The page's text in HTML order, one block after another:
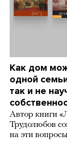
Как дом
одной
так и не
Автор книги
Трудолюбов
на эти вопросы